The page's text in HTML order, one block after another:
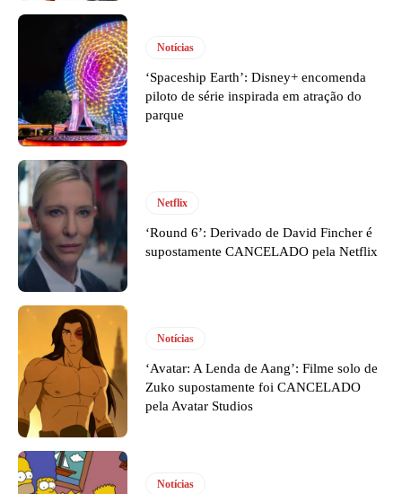
Notícias
‘Spaceship Earth’: Disney+ encomenda
piloto de série inspirada em atração do
parque
Netflix
‘Round 6’: Derivado de David Fincher é
supostamente CANCELADO pela Netflix
Notícias
‘Avatar: A Lenda de Aang’: Filme solo de
Zuko supostamente foi CANCELADO
pela Avatar Studios
Notícias